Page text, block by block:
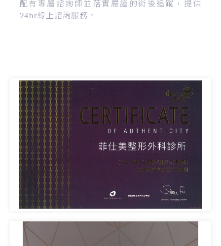
配有專屬諮詢師並落實嚴謹的術後追蹤，提供
24hr線上諮詢服務。